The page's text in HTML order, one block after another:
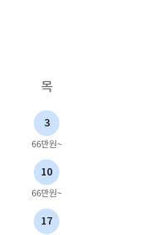
목
3
66만원~
10
66만원~
17